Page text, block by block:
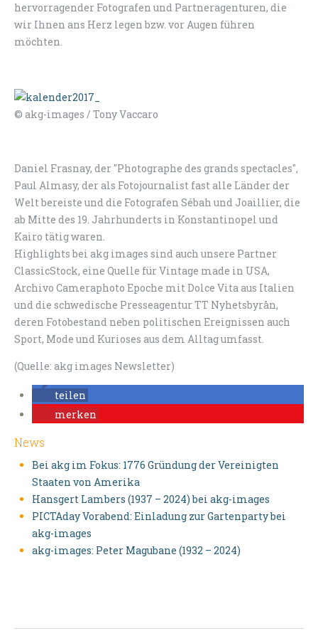
hervorragender Fotografen und Partneragenturen, die
wir Ihnen ans Herz legen bzw. vor Augen führen
möchten.
© akg-images / Tony Vaccaro
Daniel Frasnay, der "Photographe des grands spectacles",
Paul Almasy, der als Fotojournalist fast alle Länder der
Welt bereiste und die Fotografen Sébah und Joaillier, die
ab Mitte des 19. Jahrhunderts in Konstantinopel und
Kairo tätig waren.
Highlights bei akg images sind auch unsere Partner
ClassicStock, eine Quelle für Vintage made in USA,
Archivo Cameraphoto Epoche mit Dolce Vita aus Italien
und die schwedische Presseagentur TT Nyhetsbyrån,
deren Fotobestand neben politischen Ereignissen auch
Sport, Mode und Kurioses aus dem Alltag umfasst.
(Quelle: akg images Newsletter)
teilen
merken
News
Bei akg im Fokus: 1776 Gründung der Vereinigten
Staaten von Amerika
Hansgert Lambers (1937 – 2024) bei akg-images
PICTAday Vorabend: Einladung zur Gartenparty bei
akg-images
akg-images: Peter Magubane (1932 – 2024)